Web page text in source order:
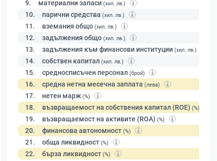
9. материални запаси (хил. лв.)
10. парични средства (хил. лв.)
11. вземания общо (хил. лв.)
12. задължения общо (хил. лв.)
13. задължения към финансови институции (хил. лв.)
14. собствен капитал (хил. лв.)
15. средносписъчен персонал (брой)
16. средна нетна месечна заплата (лева)
17. нетен марж (%)
18. възвращаемост на собствения капитал (ROE) (%)
19. възвращаемост на активите (ROA) (%)
20. финансова автономност (%)
21. обща ликвидност (%)
22. бърза ликвидност (%)